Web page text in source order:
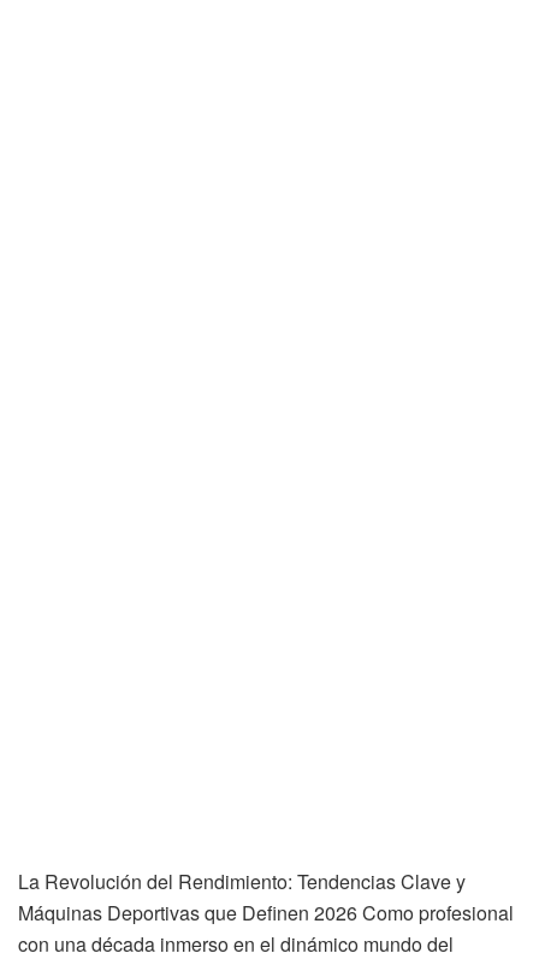
La Revolución del Rendimiento: Tendencias Clave y
Máquinas Deportivas que Definen 2026 Como profesional
con una década inmerso en el dinámico mundo del